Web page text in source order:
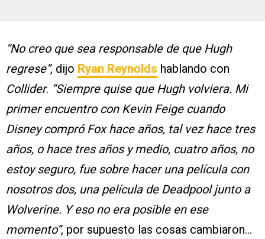
“No creo que sea responsable de que Hugh
regrese”, dijo Ryan Reynolds hablando con
Collider. “Siempre quise que Hugh volviera. Mi
primer encuentro con Kevin Feige cuando
Disney compró Fox hace años, tal vez hace tres
años, o hace tres años y medio, cuatro años, no
estoy seguro, fue sobre hacer una película con
nosotros dos, una película de Deadpool junto a
Wolverine. Y eso no era posible en ese
momento”, por supuesto las cosas cambiaron…